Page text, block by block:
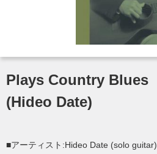
Plays Country Blues
(Hideo Date)
■アーティスト:Hideo Date (solo guitar)